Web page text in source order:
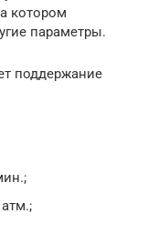
котором
параметры.
поддержание